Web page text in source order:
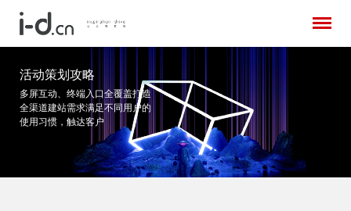
活动策划攻略
多屏互动、终端入口全覆盖打造
全渠道建站需求满足不同用户的
使用习惯，触达客户